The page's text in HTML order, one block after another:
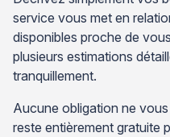
service vous met en
disponibles proche de
plusieurs estimations
tranquillement.
Aucune obligation ne
reste entièrement gratuite